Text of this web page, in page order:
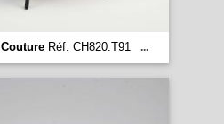
CoutureRéf. CH820.T91 ...